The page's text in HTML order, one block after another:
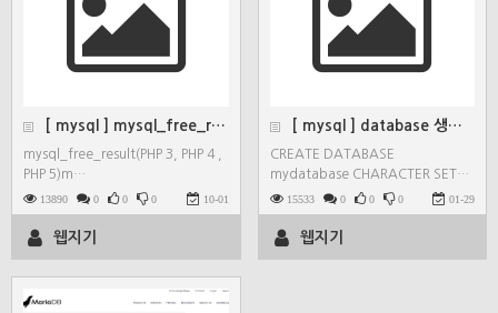
[ mysql ] mysql_free_result 결과…
mysql_free_result(PHP 3, PHP 4 ,
PHP 5)m…
13890 0 0 0 10-01
웹지기
[ mysql ] database 생성시 데이터정렬방식…
CREATE DATABASE
mydatabase CHARACTER SET…
15533 0 0 0 01-29
웹지기